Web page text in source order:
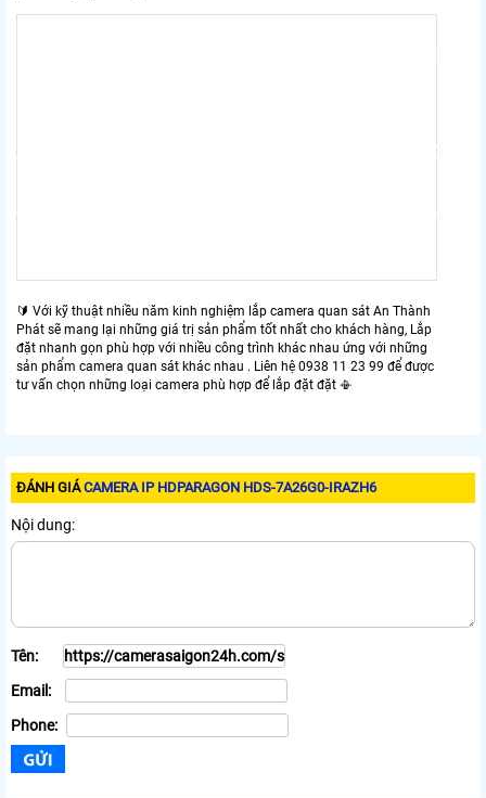
🔰 Với kỹ thuật nhiều năm kinh nghiệm lắp camera quan sát An Thành
Phát sẽ mang lại những giá trị sản phẩm tốt nhất cho khách hàng, Lắp
đặt nhanh gọn phù hợp với nhiều công trình khác nhau ứng với những
sản phẩm camera quan sát khác nhau . Liên hệ 0938 11 23 99 để được
tư vấn chọn những loại camera phù hợp để lắp đặt đặt 📳
ĐÁNH GIÁCAMERA IP HDPARAGON HDS-7A26G0-IRAZH6
Nội dung:
Tên:
Email:
Phone: